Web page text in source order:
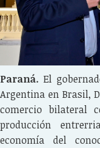
Paraná.El
Argentina en Brasil,
comercio bilateral
producción
economía del